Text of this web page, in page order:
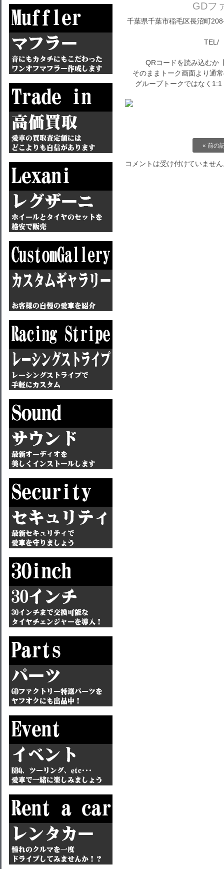
GDフ
千葉県千葉市稲毛区長沼町
TEL/
QRコードを読み込むか
そのままトーク画面より通
グループトークではなく
« 前の
コメントは受け付けていませ